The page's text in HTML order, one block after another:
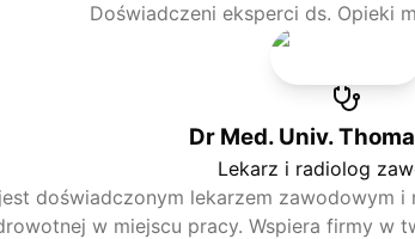
Doświadczeni eksperci ds. Opieki
Dr Med. Univ.
Lekarz i radiolog
doświadczonym lekarzem zawodowym
w miejscu pracy. Wspiera firmy w